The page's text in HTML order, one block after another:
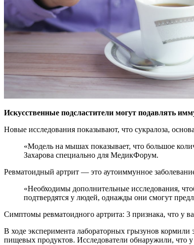
Искусственные подсластители могут подавлять
Новые исследования показывают, что сукралоза,
«Модель на мышах показывает, что большое количество сукралозы снижает активацию Т-клеток, которые борются с болезнями и инфекциями», — говорит семейный врач Татьяна
Захарова специально для МедикФорум.
Ревматоидный артрит — это аутоиммунное
«Необходимы дополнительные исследования, чтобы увидеть, могут ли эти эффекты сукралозы у мышей быть воспроизведены у людей. Если эти первоначальные результаты
подтвердятся у людей, однажды они смогут
Симптомы ревматоидного артрита: 3 признака, что у
В ходе эксперимента лабораторных грызунов
пищевых продуктов. Исследователи обнаружили, что